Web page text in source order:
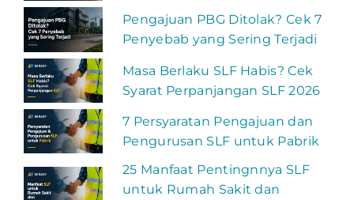
Pengajuan PBG Ditolak? Cek 7
Penyebab yang Sering Terjadi
Masa Berlaku SLF Habis? Cek
Syarat Perpanjangan SLF 2026
7 Persyaratan Pengajuan dan
Pengurusan SLF untuk Pabrik
25 Manfaat Pentingnnya SLF
untuk Rumah Sakit dan